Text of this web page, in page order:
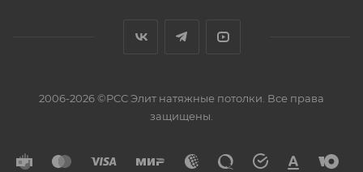
2006-2026 ©РСС Элит натяжные потолки. Все права
защищены.